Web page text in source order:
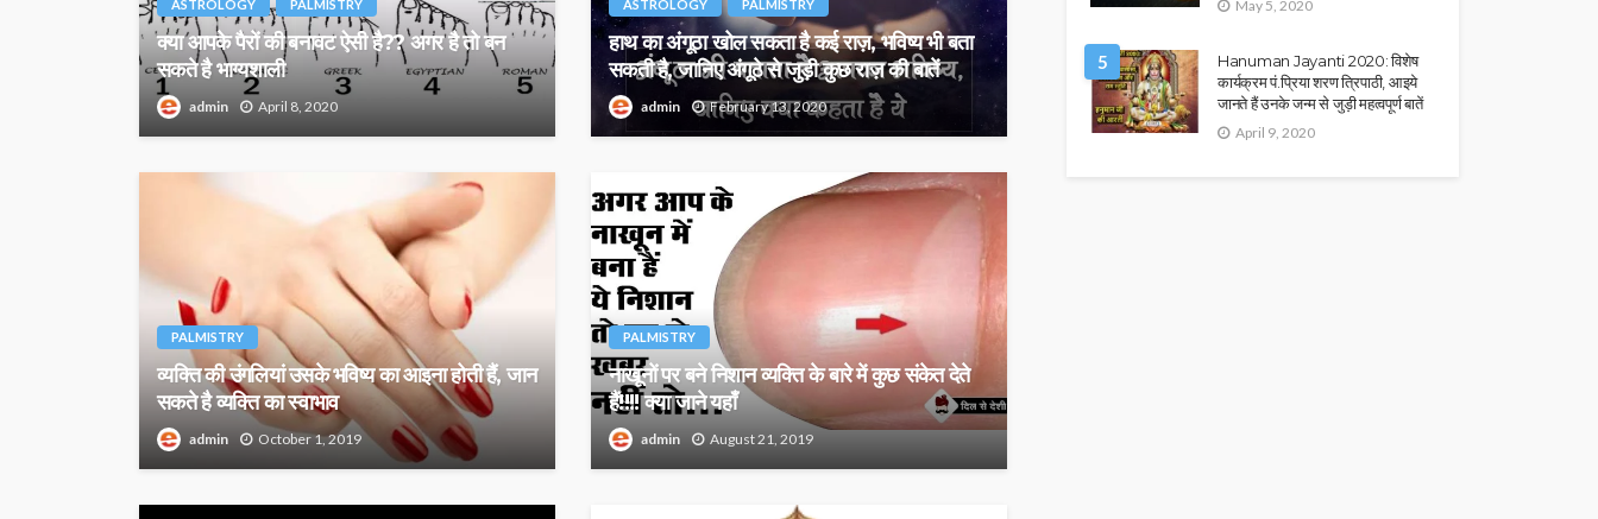
ASTROLOGY PALMISTRY
क्या आपके पैरों की बनावट ऐसी है?? अगर है तो बन
सकते है भाग्यशाली
admin April 8, 2020
ASTROLOGY PALMISTRY
हाथ का अंगूठा खोल सकता है कई राज़, भविष्य भी बता
सकती है, जानिए अंगूठे से जुड़ी कुछ राज़ की बातें
admin February 13, 2020
PALMISTRY
व्‍यक्‍ति की उंगलियां उसके भविष्‍य का आइना होती हैं, जान
सकते है व्यक्ति का स्वाभाव
admin October 1, 2019
PALMISTRY
नाखूनों पर बने निशान व्यक्ति के बारे में कुछ संकेत देते
हैं!!!! क्या जाने यहाँ
admin August 21, 2019
May 5, 2020
5
Hanuman Jayanti 2020: विशेष
कार्यक्रम पं.प्रिया शरण त्रिपाठी, आइये
जानते हैं उनके जन्म से जुड़ी महत्वपूर्ण बातें
April 9, 2020